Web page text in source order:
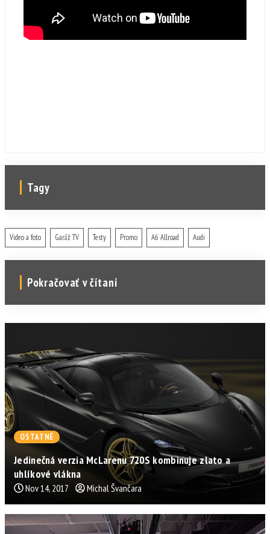
Tagy
Video a foto Garáž TV Testy Promo A6 Allroad Audi
Pokračovať v čítaní
OSTATNÉ
Jedinečná verzia McLarenu 720S kombinuje zlato a
uhlíkové vlákna
Nov 14, 2017 Michal Švančara